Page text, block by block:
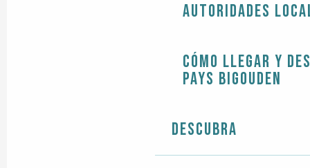
Autoridades
Cómo llegar y
Pays Bigouden
Descubra